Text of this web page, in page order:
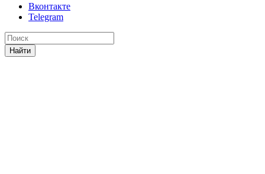
Вконтакте
Telegram
Найти